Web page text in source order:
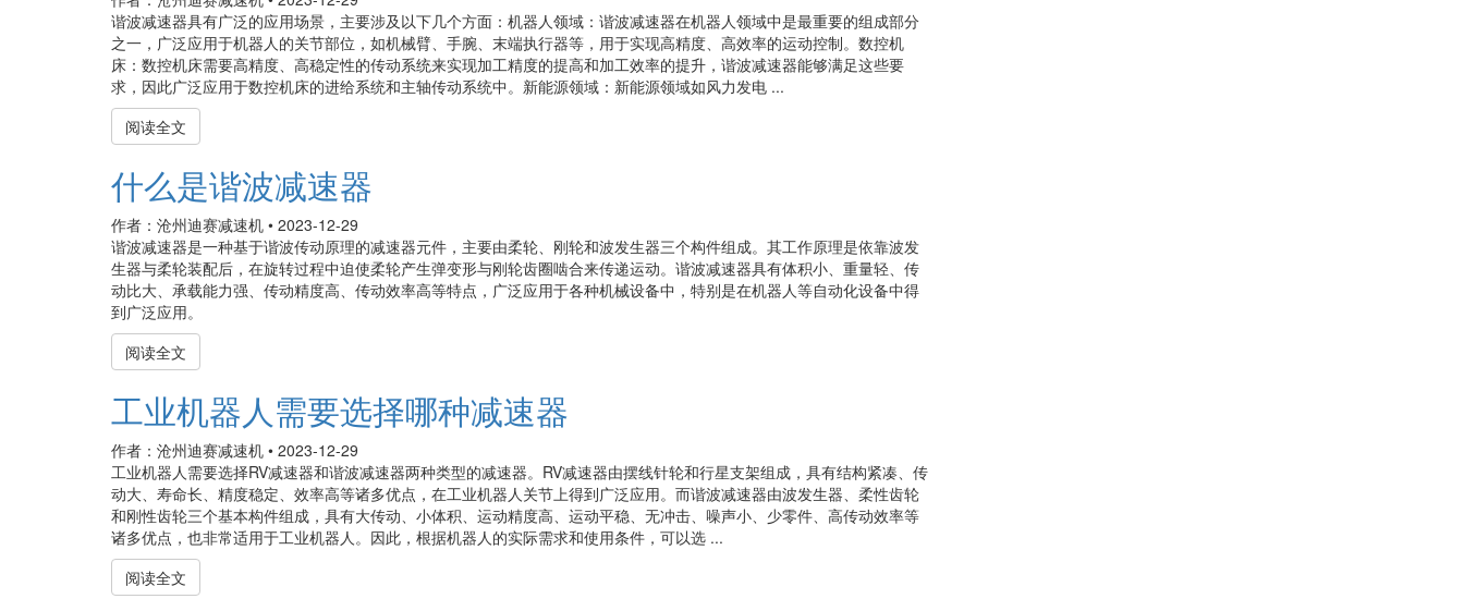
谐波减速器具有广泛的应用场景，主要涉及以下几个方面：机器人领域：谐波减速器在机器人领域中是最重要的组成部分
之一，广泛应用于机器人的关节部位，如机械臂、手腕、末端执行器等，用于实现高精度、高效率的运动控制。数控机
床：数控机床需要高精度、高稳定性的传动系统来实现加工精度的提高和加工效率的提升，谐波减速器能够满足这些要
求，因此广泛应用于数控机床的进给系统和主轴传动系统中。新能源领域：新能源领域如风力发电 ...
阅读全文
什么是谐波减速器
作者：沧州迪赛减速机 • 2023-12-29
谐波减速器是一种基于谐波传动原理的减速器元件，主要由柔轮、刚轮和波发生器三个构件组成。其工作原理是依靠波发
生器与柔轮装配后，在旋转过程中迫使柔轮产生弹变形与刚轮齿圈啮合来传递运动。谐波减速器具有体积小、重量轻、传
动比大、承载能力强、传动精度高、传动效率高等特点，广泛应用于各种机械设备中，特别是在机器人等自动化设备中得
到广泛应用。
阅读全文
工业机器人需要选择哪种减速器
作者：沧州迪赛减速机 • 2023-12-29
工业机器人需要选择RV减速器和谐波减速器两种类型的减速器。RV减速器由摆线针轮和行星支架组成，具有结构紧凑、传
动大、寿命长、精度稳定、效率高等诸多优点，在工业机器人关节上得到广泛应用。而谐波减速器由波发生器、柔性齿轮
和刚性齿轮三个基本构件组成，具有大传动、小体积、运动精度高、运动平稳、无冲击、噪声小、少零件、高传动效率等
诸多优点，也非常适用于工业机器人。因此，根据机器人的实际需求和使用条件，可以选 ...
阅读全文